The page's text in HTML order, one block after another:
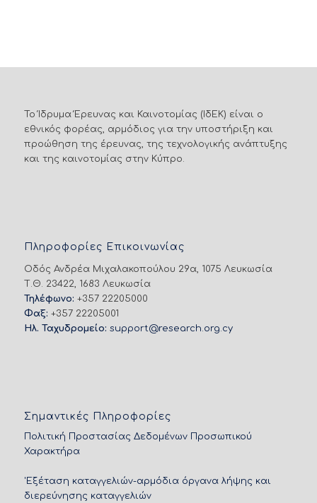
Το Ίδρυμα Έρευνας και Καινοτομίας (ΙδΕΚ) είναι ο
εθνικός φορέας, αρμόδιος για την υποστήριξη και
προώθηση της έρευνας, της τεχνολογικής ανάπτυξης
και της καινοτομίας στην Κύπρο.
Πληροφορίες Επικοινωνίας
Οδός Ανδρέα Μιχαλακοπούλου 29α, 1075 Λευκωσία
Τ.Θ. 23422, 1683 Λευκωσία
Τηλέφωνο: +357 22205000
Φαξ: +357 22205001
Ηλ. Ταχυδρομείο: support@research.org.cy
Σημαντικές Πληροφορίες
Πολιτική Προστασίας Δεδομένων Προσωπικού
Χαρακτήρα
'Εξέταση καταγγελιών-αρμόδια όργανα λήψης και
διερεύνησης καταγγελιών